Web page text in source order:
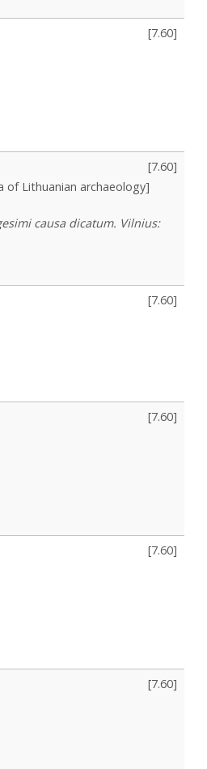
[7.60]
[7.60]
Lithuanian archaeology]
causa dicatum. Vilnius:
[7.60]
[7.60]
[7.60]
[7.60]